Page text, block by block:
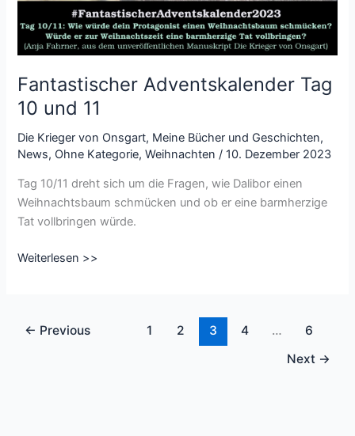
Fantastischer Adventskalender Tag
10 und 11
Die Krieger von Onsgart, Meine Bücher und Geschichten,
News, Ohne Kategorie,Weihnachten /10. Dezember 2023
Tag 10/11 dreht sich um die Fragen, wie Dalibor einen
Weihnachtsbaum schmücken und ob er eine barmherzige
Tat vollbringen würde.
Fantastischer
und
Weiterlesen >>
← Previous 1 2 3 4 …
6
Next →